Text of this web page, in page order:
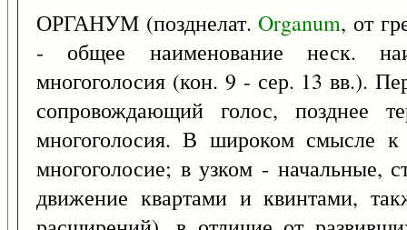
ОРГАНУМ (позднелат.Organum, от
- общее наименование неск.
многоголосия (кон. 9 - сер. 13 вв.).
сопровождающий голос, позднее
многоголосия. В широком смысле
многоголосие; в узком - начальные,
движение квартами и квинтами,